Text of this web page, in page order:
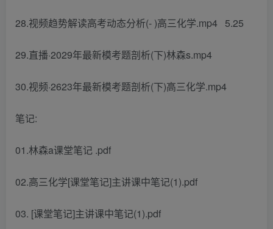
28.视频趋势解读高考动态分析(- )高三化学.mp4 5.25
29.直播·2029年最新模考题剖析(下)林森s.mp4
30.视频·2623年最新模考题剖析(下)高三化学.mp4
笔记:
01.林森a课堂笔记 .pdf
02.高三化学[课堂笔记]主讲课中笔记(1).pdf
03. [课堂笔记]主讲课中笔记(1).pdf